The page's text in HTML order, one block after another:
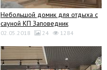
Небольшой домик для отдыха с
сауной КП Заповедник
02.05.2018 24 1284